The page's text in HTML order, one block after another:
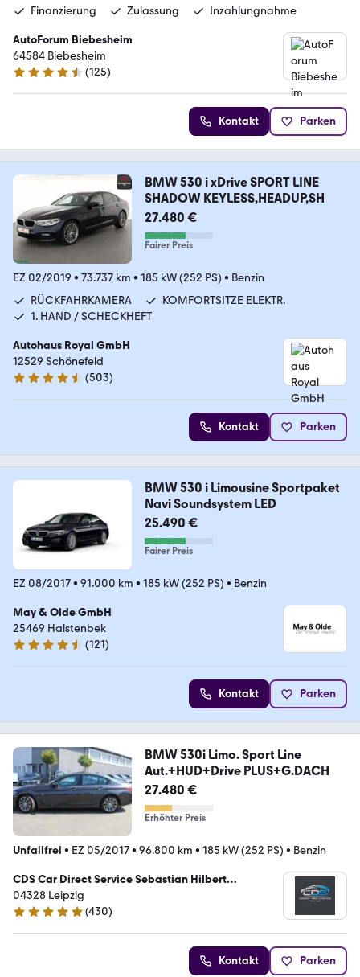
Finanzierung Zulassung Inzahlungnahme
AutoForum Biebesheim
64584 Biebesheim
4.4 Sterne
(125)
Kontakt Parken
BMW 530 i xDrive SPORT LINE
SHADOW KEYLESS,HEADUP,SH
27.480 €
Fairer Preis
EZ 02/2019 • 73.737 km • 185 kW (252 PS) • Benzin
RÜCKFAHRKAMERA
KOMFORTSITZE ELEKTR.
1. HAND / SCHECKHEFT
Autohaus Royal GmbH
12529 Schönefeld
4.7 Sterne
(503)
Kontakt Parken
BMW 530 i Limousine Sportpaket
Navi Soundsystem LED
25.490 €
Fairer Preis
EZ 08/2017• 91.000 km • 185 kW (252 PS) • Benzin
May & Olde GmbH
25469 Halstenbek
4.6 Sterne
(121)
Kontakt Parken
BMW 530i Limo. Sport Line
Aut.+HUD+Drive PLUS+G.DACH
27.480 €
Erhöhter Preis
Unfallfrei • EZ 05/2017• 96.800 km • 185 kW (252 PS) • Benzin
CDS Car Direct Service Sebastian Hilbert
Automobile
04328 Leipzig
4.8 Sterne
(430)
Kontakt Parken